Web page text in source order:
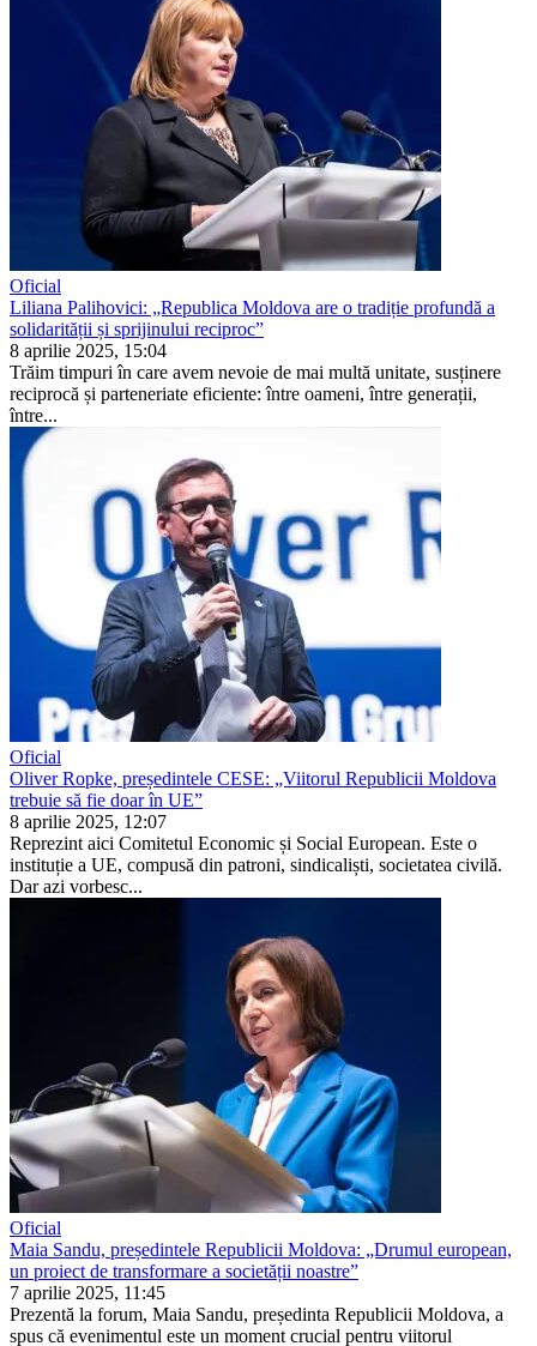
Oficial
Liliana Palihovici: „Republica Moldova are o tradiție profundă a
solidarității și sprijinului reciproc”
8 aprilie 2025, 15:04
Trăim timpuri în care avem nevoie de mai multă unitate, susținere
reciprocă și parteneriate eficiente: între oameni, între generații,
între...
Oficial
Oliver Ropke, președintele CESE: „Viitorul Republicii Moldova
trebuie să fie doar în UE”
8 aprilie 2025, 12:07
Reprezint aici Comitetul Economic și So­cial European. Este o
instituție a UE, com­pusă din patroni, sindicaliști, societatea civilă.
Dar azi vorbesc...
Oficial
Maia Sandu, președintele Republicii Moldova: „Drumul european,
un proiect de transformare a societății noastre”
7 aprilie 2025, 11:45
Prezentă la forum, Maia Sandu, președinta Republicii Moldova, a
spus că evenimentul este un moment crucial pentru viitorul